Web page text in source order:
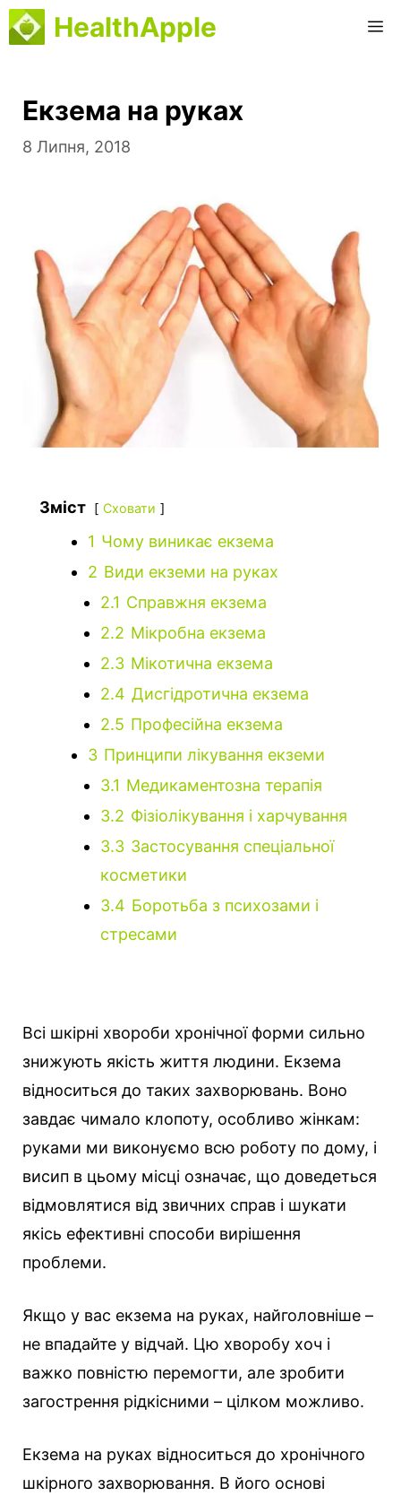
Перейти
до
HealthApple
Екзема на руках
8 Липня, 2018
Зміст Сховати
1 Чому виникає екзема
2 Види екземи на руках
2.1 Справжня екзема
2.2 Мікробна екзема
2.3 Мікотична екзема
2.4 Дисгідротична екзема
2.5 Професійна екзема
3 Принципи лікування екземи
3.1 Медикаментозна терапія
3.2 Фізіолікування і харчування
3.3 Застосування спеціальної
косметики
3.4 Боротьба з психозами і
стресами
Всі шкірні хвороби хронічної форми сильно
знижують якість життя людини. Екзема
відноситься до таких захворювань. Воно
завдає чимало клопоту, особливо жінкам:
руками ми виконуємо всю роботу по дому, і
висип в цьому місці означає, що доведеться
відмовлятися від звичних справ і шукати
якісь ефективні способи вирішення
проблеми.
Якщо у вас екзема на руках, найголовніше –
не впадайте у відчай. Цю хворобу хоч і
важко повністю перемогти, але зробити
загострення рідкісними – цілком можливо.
Екзема на руках відноситься до хронічного
шкірного захворювання. В його основі